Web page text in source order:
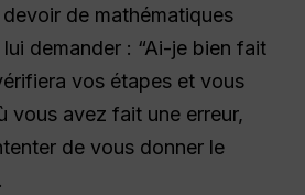
de mathématiques
demander : “Ai-je bien fait
vos étapes et vous
vous avez fait une erreur,
de vous donner le